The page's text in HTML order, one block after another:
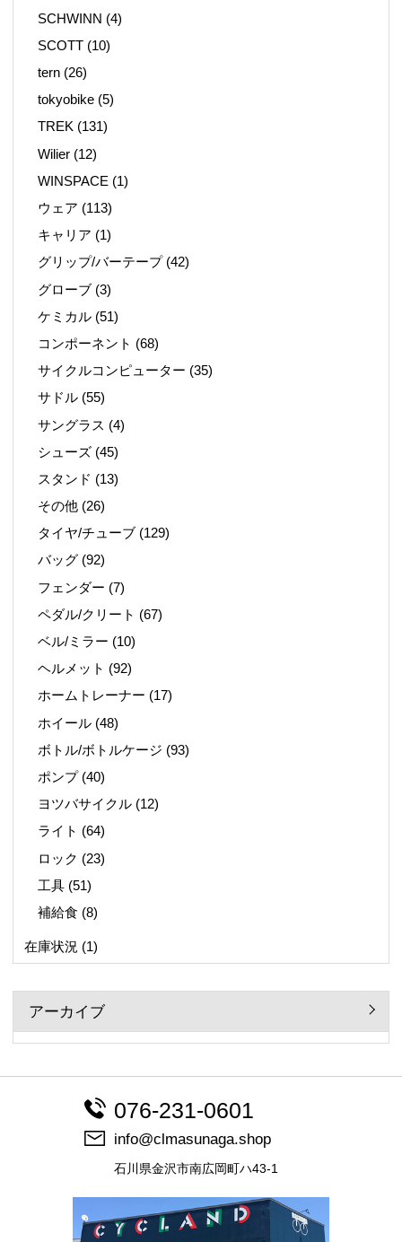
SCHWINN (4)
SCOTT (10)
tern (26)
tokyobike (5)
TREK (131)
Wilier (12)
WINSPACE (1)
ウェア (113)
キャリア (1)
グリップ/バーテープ(42)
グローブ (3)
ケミカル (51)
コンポーネント (68)
サイクルコンピューター (35)
サドル (55)
サングラス (4)
シューズ (45)
スタンド (13)
その他 (26)
タイヤ/チューブ (129)
バッグ (92)
フェンダー (7)
ペダル/クリート (67)
ベル/ミラー (10)
ヘルメット (92)
ホームトレーナー (17)
ホイール (48)
ボトル/ボトルケージ (93)
ポンプ(40)
ヨツバサイクル (12)
ライト (64)
ロック (23)
工具 (51)
補給食 (8)
在庫状況 (1)
アーカイブ
076-231-0601
info@clmasunaga.shop
石川県金沢市南広岡町ハ43-1